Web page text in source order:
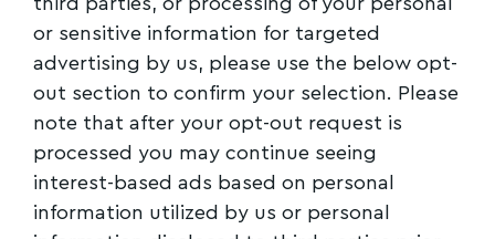
or sensitive information for targeted
advertising by us, please use the below opt-
out section to confirm your selection. Please
note that after your opt-out request is
processed you may continue seeing
interest-based ads based on personal
information utilized by us or personal